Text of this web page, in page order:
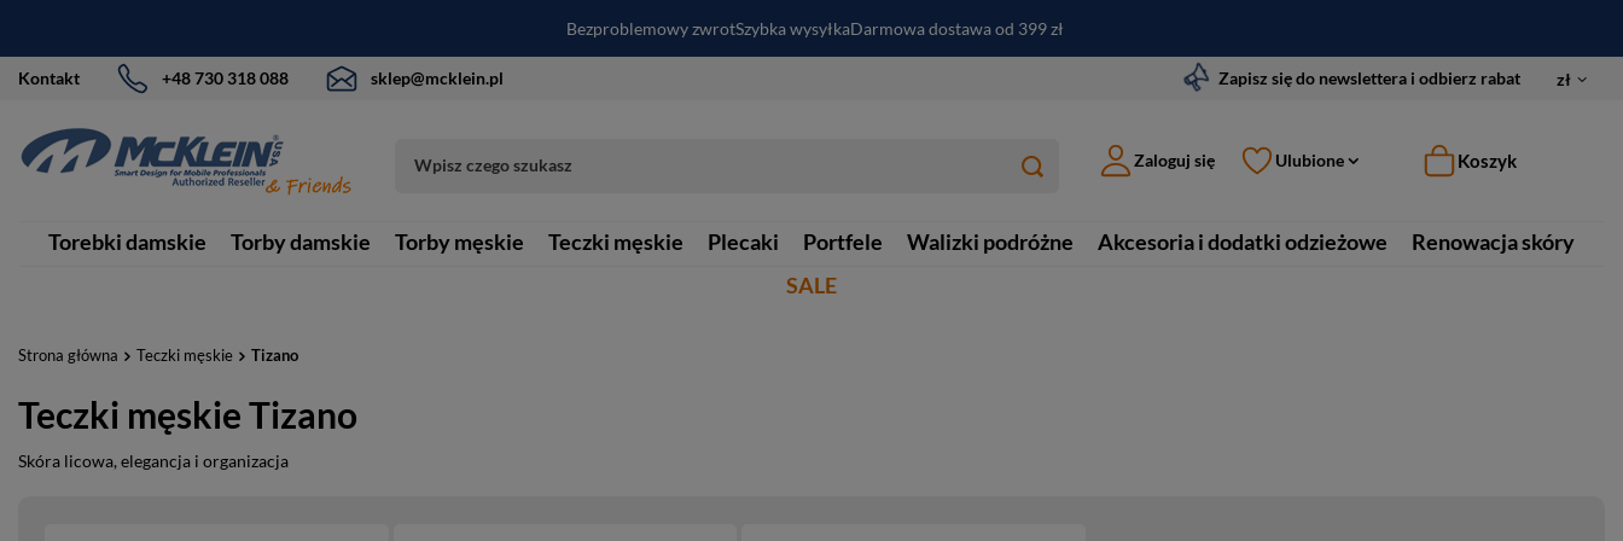
Bezproblemowy zwrotSzybka wysyłkaDarmowa dostawa od 399 zł
Kontakt +48 730 318 088 sklep@mcklein.pl Zapisz się do newslettera i odbierz rabat zł
Zaloguj się Ulubione Koszyk
Torebki damskie Torby damskie Torby męskie Teczki męskie Plecaki Portfele Walizki podróżne Akcesoria i dodatki odzieżowe
Renowacja skóry
SALE
Strona główna Teczki męskie Tizano
Teczki męskie Tizano
Skóra licowa, elegancja i organizacja